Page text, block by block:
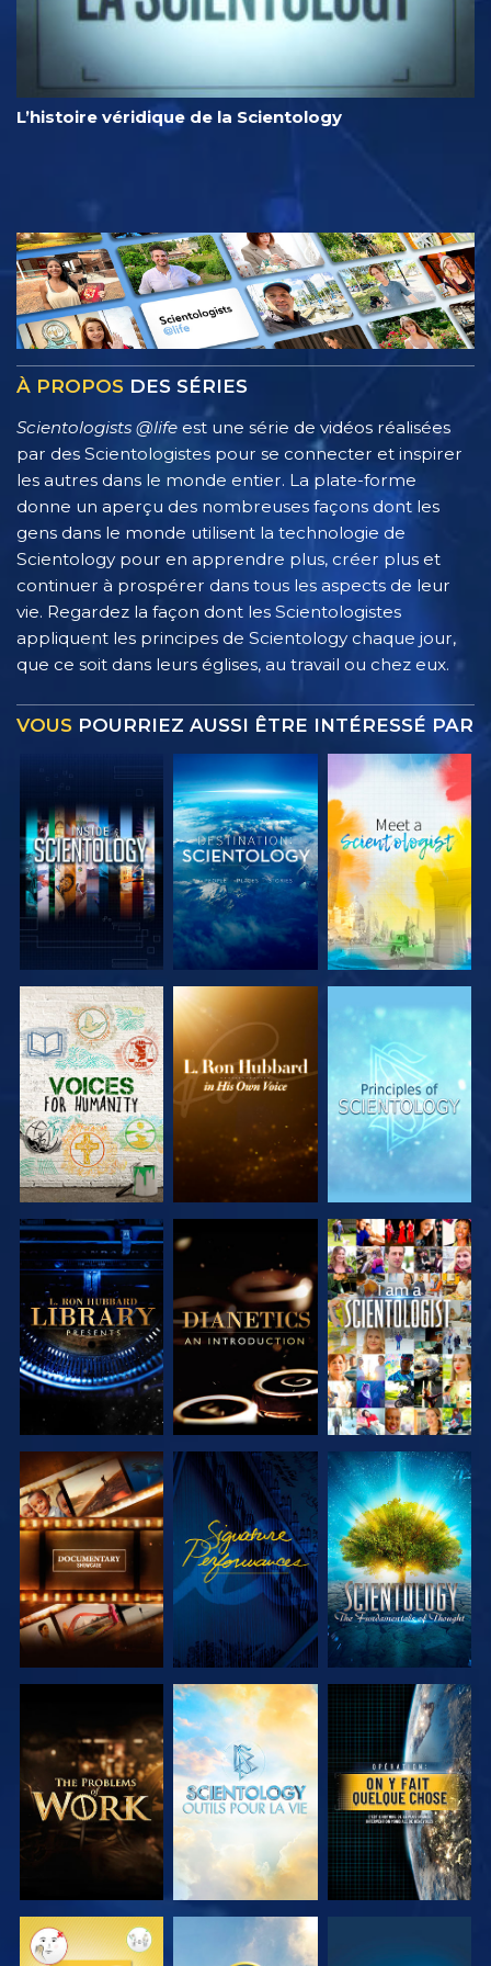
L’histoire véridique de la Scientology
À PROPOS DES SÉRIES
Scientologists @life est une série de vidéos réalisées
par des Scientologistes pour se connecter et inspirer
les autres dans le monde entier. La plate-forme
donne un aperçu des nombreuses façons dont les
gens dans le monde utilisent la technologie de
Scientology pour en apprendre plus, créer plus et
continuer à prospérer dans tous les aspects de leur
vie. Regardez la façon dont les Scientologistes
appliquent les principes de Scientology chaque jour,
que ce soit dans leurs églises, au travail ou chez eux.
VOUS POURRIEZ AUSSI ÊTRE INTÉRESSÉ PAR
DÉCOUVRIR
LES SÉRIES
DÉCOUVRIR
LES SÉRIES
DÉCOUVRIR
LES SÉRIES
DÉCOUVRIR
LES SÉRIES
DÉCOUVRIR
LES SÉRIES
REGARDER
DÉCOUVRIR
LES SÉRIES
REGARDER
DÉCOUVRIR
LES SÉRIES
DÉCOUVRIR
LES SÉRIES
DÉCOUVRIR
LES SÉRIES
REGARDER